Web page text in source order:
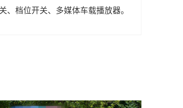
、档位开关、多媒体车载播放器。